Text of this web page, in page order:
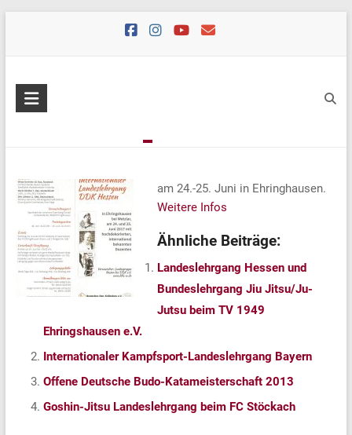
am 24.-25. Juni in Ehringhausen.
Weitere Infos
Ähnliche Beiträge:
Landeslehrgang Hessen und
Bundeslehrgang Jiu Jitsu/Ju-
Jutsu beim TV 1949
Ehringshausen e.V.
Internationaler Kampfsport-Landeslehrgang Bayern
Offene Deutsche Budo-Katameisterschaft 2013
Goshin-Jitsu Landeslehrgang beim FC Stöckach